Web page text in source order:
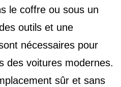
le coffre ou sous un
outils et une
nécessaires pour
des voitures modernes.
sûr et sans